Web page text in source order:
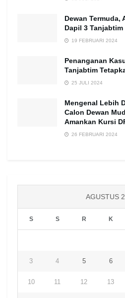
Dewan Termuda,
Dapil 3 Tanjabtim
19 FEBRUARI 2024
Penanganan
Tanjabtim
25 JULI 2024
Mengenal Lebih
Calon Dewan
Amankan Kursi
26 FEBRUARI 2024
AGUSTUS
S S R K
3 4 5 6
10 11 12 13